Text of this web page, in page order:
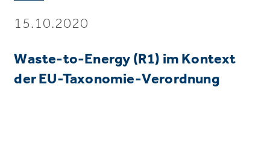
15.10.2020
Waste-to-Energy (R1) im Kontext
der EU-Taxonomie-Verordnung